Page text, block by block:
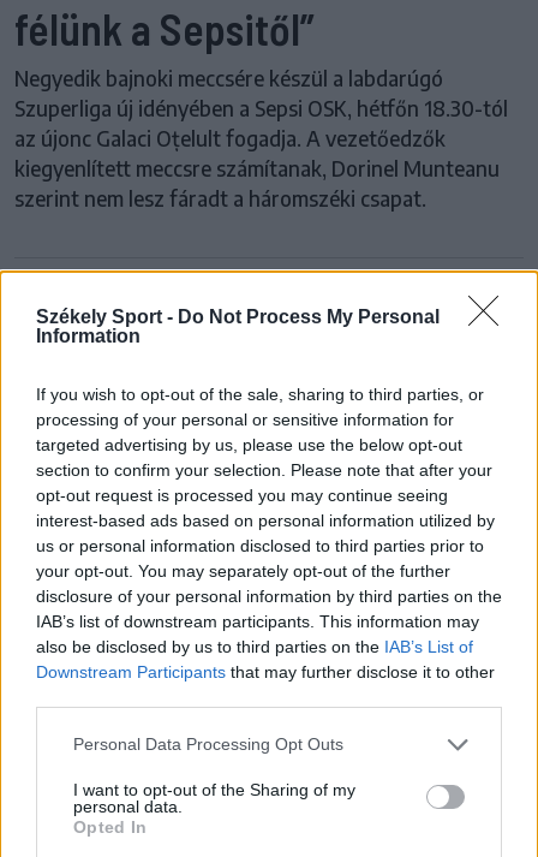
Székely Sport - Do Not Process My Personal
Information
If you wish to opt-out of the sale, sharing to third parties, or
processing of your personal or sensitive information for
targeted advertising by us, please use the below opt-out
section to confirm your selection. Please note that after your
opt-out request is processed you may continue seeing
interest-based ads based on personal information utilized by
us or personal information disclosed to third parties prior to
your opt-out. You may separately opt-out of the further
disclosure of your personal information by third parties on the
IAB’s list of downstream participants. This information may
also be disclosed by us to third parties on the IAB’s List of
Downstream Participants that may further disclose it to other
Personal Data Processing Opt Outs
I want to opt-out of the Sharing of my
personal data.
Opted In
félünk a Sepsitől”
Negyedik bajnoki meccsére készül a labdarúgó
Szuperliga új idényében a Sepsi OSK, hétfőn 18.30-tól
az újonc Galaci Oțelult fogadja. A vezetőedzők
kiegyenlített meccsre számítanak, Dorinel Munteanu
szerint nem lesz fáradt a háromszéki csapat.
Korábbi cikkek betöltése
10:41
Kulcsjátékosok nélkül készül a Farul az FK
Csíkszereda ellen
10:24
Aranyérmek sokaságával tért haza Kőszegről a
Godako
09:46
A tengerparton játszik az FK Csíkszereda – a
szombati sportműsor
Látványos meccs nyitotta a Szuperliga negyedik
fordulóját (videóval)
16:43